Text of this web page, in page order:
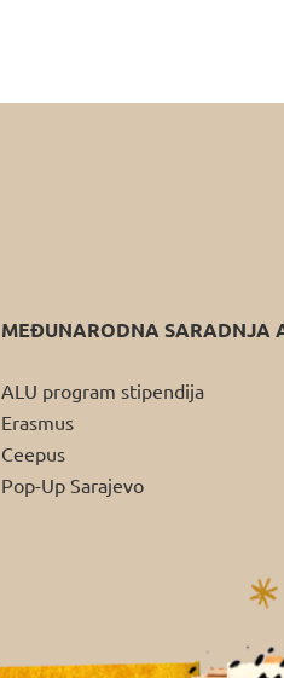
MEĐUNARODNA SARADNJA
ALU program stipendija
Erasmus
Ceepus
Pop-Up Sarajevo